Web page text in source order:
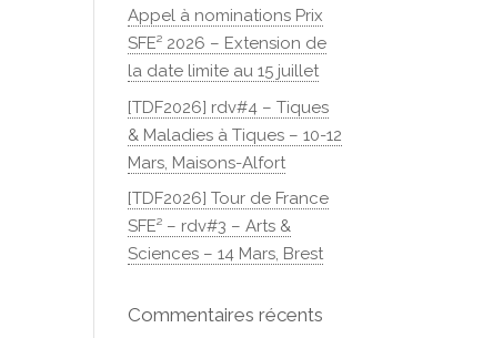
Appel à nominations Prix
SFE² 2026 – Extension de
la date limite au 15 juillet
[TDF2026] rdv#4 – Tiques
& Maladies à Tiques – 10-12
Mars, Maisons-Alfort
[TDF2026] Tour de France
SFE² – rdv#3 – Arts &
Sciences – 14 Mars, Brest
Commentaires récents